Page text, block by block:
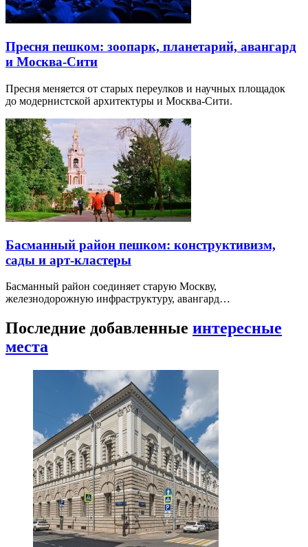
Пресня пешком: зоопарк, планетарий, авангард
и Москва-Сити
Пресня меняется от старых переулков и научных площадок
до модернистской архитектуры и Москва-Сити.
Басманный район пешком: конструктивизм,
сады и арт-кластеры
Басманный район соединяет старую Москву,
железнодорожную инфраструктуру, авангард…
Последние добавленные интересные
места